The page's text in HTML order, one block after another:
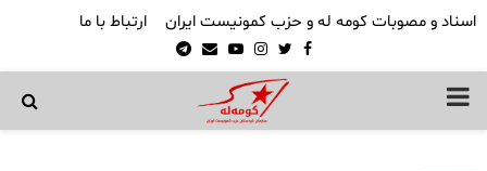
اسناد و مصوبات کومه له و حزب کمونیست ایران ارتباط با ما
Facebook
Twitter
Instagram
Youtube
Email
Telegram
PRIMARY